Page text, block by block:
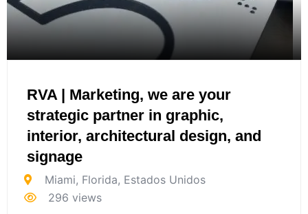
RVA | Marketing, we are your
strategic partner in graphic,
interior, architectural design, and
signage
Miami, Florida, Estados Unidos
296 views